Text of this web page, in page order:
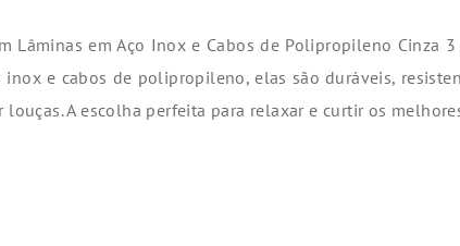
Lâminas em Aço Inox e Cabos de Polipropileno
e cabos de polipropileno, elas são duráveis,
A escolha perfeita para relaxar e curtir os